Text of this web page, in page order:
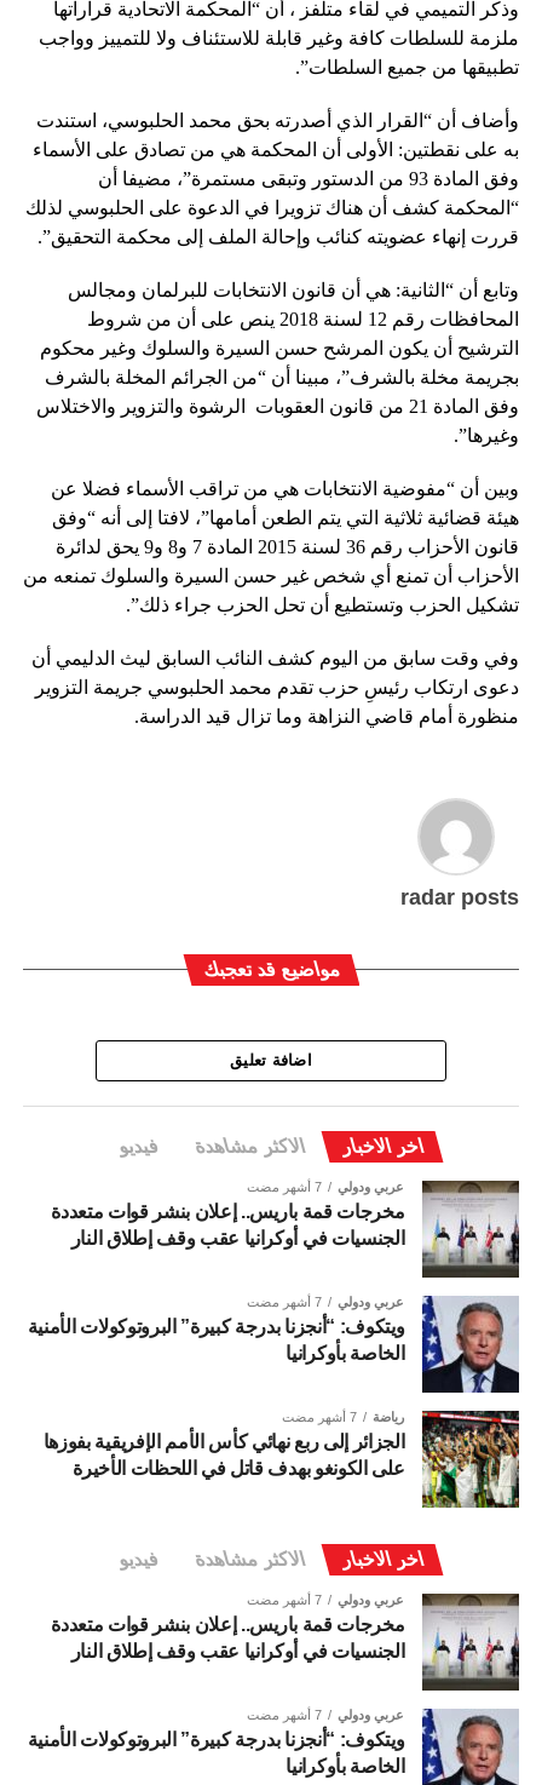
وذكر التميمي في لقاء متلفز ، أن “المحكمة الاتحادية قراراتها
ملزمة للسلطات كافة وغير قابلة للاستئناف ولا للتمييز وواجب
تطبيقها من جميع السلطات”.
وأضاف أن “القرار الذي أصدرته بحق محمد الحلبوسي، استندت
به على نقطتين: الأولى أن المحكمة هي من تصادق على الأسماء
وفق المادة 93 من الدستور وتبقى مستمرة”، مضيفا أن
“المحكمة كشف أن هناك تزويرا في الدعوة على الحلبوسي لذلك
قررت إنهاء عضويته كنائب وإحالة الملف إلى محكمة التحقيق”.
وتابع أن “الثانية: هي أن قانون الانتخابات للبرلمان ومجالس
المحافظات رقم 12 لسنة 2018 ينص على أن من شروط
الترشيح أن يكون المرشح حسن السيرة والسلوك وغير محكوم
بجريمة مخلة بالشرف”، مبينا أن “من الجرائم المخلة بالشرف
وفق المادة 21 من قانون العقوبات الرشوة والتزوير والاختلاس
وغيرها”.
وبين أن “مفوضية الانتخابات هي من تراقب الأسماء فضلا عن
هيئة قضائية ثلاثية التي يتم الطعن أمامها”، لافتا إلى أنه “وفق
قانون الأحزاب رقم 36 لسنة 2015 المادة 7 و8 و9 يحق لدائرة
الأحزاب أن تمنع أي شخص غير حسن السيرة والسلوك تمنعه من
تشكيل الحزب وتستطيع أن تحل الحزب جراء ذلك”.
وفي وقت سابق من اليوم كشف النائب السابق ليث الدليمي أن
دعوى ارتكاب رئيسِ حزب تقدم محمد الحلبوسي جريمة التزوير
منظورة أمام قاضي النزاهة وما تزال قيد الدراسة.
radar posts
مواضيع قد تعجبك
اضافة تعليق
اخر الاخبار الاكثر مشاهدة فيديو
عربي ودولي 7 أشهر مضت
مخرجات قمة باريس.. إعلان بنشر قوات متعددة
الجنسيات في أوكرانيا عقب وقف إطلاق النار
عربي ودولي 7 أشهر مضت
ويتكوف: “أنجزنا بدرجة كبيرة” البروتوكولات الأمنية
الخاصة بأوكرانيا
رياضة 7 أشهر مضت
الجزائر إلى ربع نهائي كأس الأمم الإفريقية بفوزها
على الكونغو بهدف قاتل في اللحظات الأخيرة
اخر الاخبار الاكثر مشاهدة فيديو
عربي ودولي 7 أشهر مضت
مخرجات قمة باريس.. إعلان بنشر قوات متعددة
الجنسيات في أوكرانيا عقب وقف إطلاق النار
عربي ودولي 7 أشهر مضت
ويتكوف: “أنجزنا بدرجة كبيرة” البروتوكولات الأمنية
الخاصة بأوكرانيا